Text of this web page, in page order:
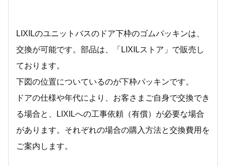
LIXILのユニットバスのドア下枠のゴムパッキンは、
交換が可能です。部品は、「LIXILストア」で販売し
ております。
下図の位置についているのが下枠パッキンです。
ドアの仕様や年代により、お客さまご自身で交換でき
る場合と、LIXILへの工事依頼（有償）が必要な場合
があります。それぞれの場合の購入方法と交換費用を
ご案内します。